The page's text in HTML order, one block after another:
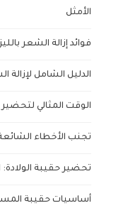
الأمثل
فوائد إزالة الشعر
الدليل الشامل لإزالة
الوقت المثالي
تجنب الأخطاء
تحضير حقيبة
أساسيات حقيبة